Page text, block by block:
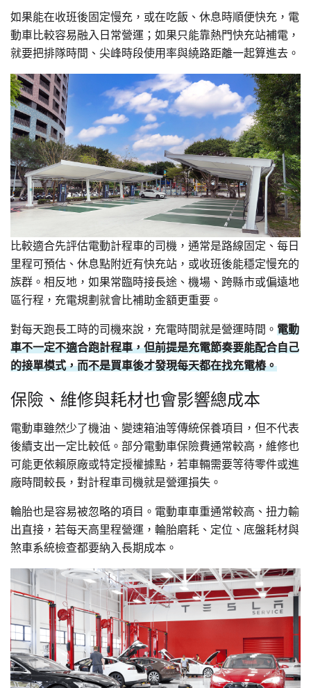
如果能在收班後固定慢充，或在吃飯、休息時順便快充，電
動車比較容易融入日常營運；如果只能靠熱門快充站補電，
就要把排隊時間、尖峰時段使用率與繞路距離一起算進去。
比較適合先評估電動計程車的司機，通常是路線固定、每日
里程可預估、休息點附近有快充站，或收班後能穩定慢充的
族群。相反地，如果常臨時接長途、機場、跨縣市或偏遠地
區行程，充電規劃就會比補助金額更重要。
對每天跑長工時的司機來說，充電時間就是營運時間。 電動
車不一定不適合跑計程車，但前提是充電節奏要能配合自己
的接單模式，而不是買車後才發現每天都在找充電樁。
保險、維修與耗材也會影響總成本
電動車雖然少了機油、變速箱油等傳統保養項目，但不代表
後續支出一定比較低。部分電動車保險費通常較高，維修也
可能更依賴原廠或特定授權據點，若車輛需要等待零件或進
廠時間較長，對計程車司機就是營運損失。
輪胎也是容易被忽略的項目。電動車車重通常較高、扭力輸
出直接，若每天高里程營運，輪胎磨耗、定位、底盤耗材與
煞車系統檢查都要納入長期成本。